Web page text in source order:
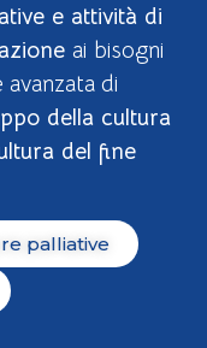
e attività di
ai bisogni
di
della cultura
del fine
palliative